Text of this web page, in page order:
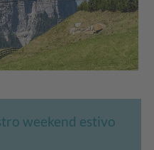
weekend estivo